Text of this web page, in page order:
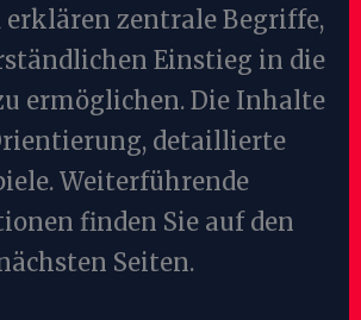
erklären zentrale Begriffe,
Einstieg in die
ermöglichen. Die Inhalte
detaillierte
Weiterführende
finden Sie auf den
Seiten.